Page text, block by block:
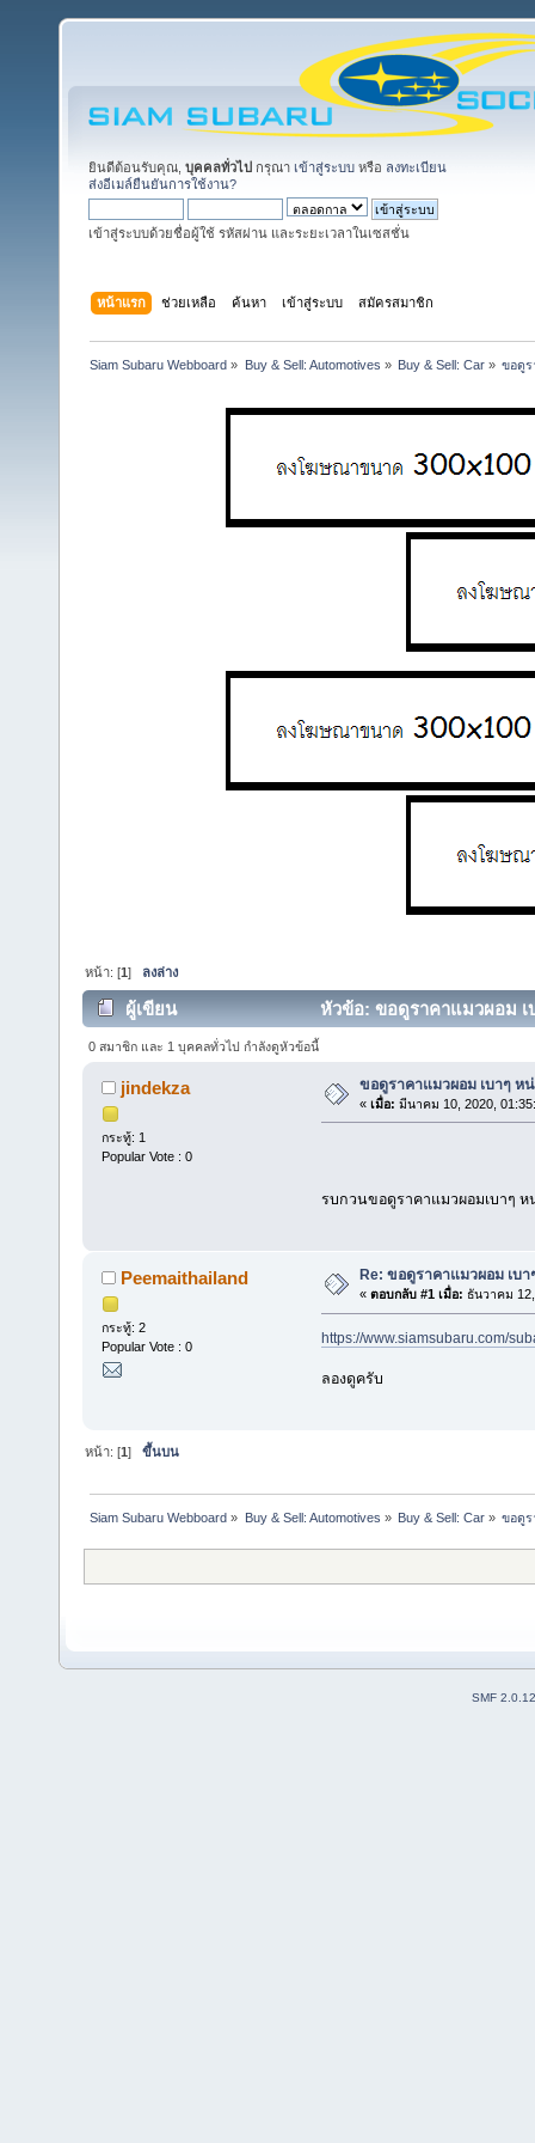
ยินดีต้อนรับคุณ, บุคคลทั่วไป กรุณา เข้าสู่ระบบ หรือ ลงทะเบียน
ส่งอีเมล์ยืนยันการใช้งาน?
เข้าสู่ระบบด้วยชื่อผู้ใช้ รหัสผ่าน และระยะเวลาในเซสชั่น
หน้าแรก ช่วยเหลือ ค้นหา เข้าสู่ระบบ สมัครสมาชิก
Siam Subaru Webboard » Buy & Sell: Automotives » Buy & Sell: Car» ขอดู
หน้า: [1] ลงล่าง
ผู้เขียน หัวข้อ: ขอดูราคาแมวผอม
0 สมาชิก และ 1 บุคคลทั่วไป กำลังดูหัวข้อนี้
jindekza
กระทู้: 1
Popular Vote : 0
ขอดูราคาแมวผอม เบาๆ ห
« เมื่อ: มีนาคม 10, 2020,
รบกวนขอดูราคาแมวผอมเบาๆ
Peemaithailand
กระทู้: 2
Popular Vote : 0
Re: ขอดูราคาแมวผอม เบ
« ตอบกลับ #1 เมื่อ: ธันวาคม
https://www.siamsubaru.com/
ลองดูครับ
หน้า: [1]ขึ้นบน
Siam Subaru Webboard » Buy & Sell: Automotives » Buy & Sell: Car» ขอดู
SMF 2.0.12